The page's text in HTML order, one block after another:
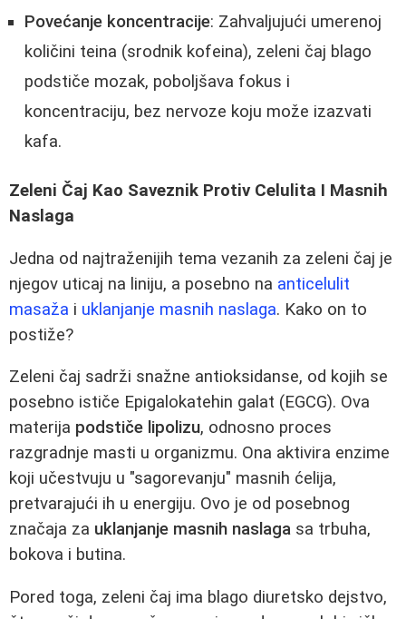
Povećanje koncentracije: Zahvaljujući umerenoj
količini teina (srodnik kofeina), zeleni čaj blago
podstiče mozak, poboljšava fokus i
koncentraciju, bez nervoze koju može izazvati
kafa.
Zeleni Čaj Kao Saveznik Protiv Celulita I Masnih
Naslaga
Jedna od najtraženijih tema vezanih za zeleni čaj je
njegov uticaj na liniju, a posebno na anticelulit
masaža i uklanjanje masnih naslaga. Kako on to
postiže?
Zeleni čaj sadrži snažne antioksidanse, od kojih se
posebno ističe Epigalokatehin galat (EGCG). Ova
materija podstiče lipolizu, odnosno proces
razgradnje masti u organizmu. Ona aktivira enzime
koji učestvuju u "sagorevanju" masnih ćelija,
pretvarajući ih u energiju. Ovo je od posebnog
značaja za uklanjanje masnih naslaga sa trbuha,
bokova i butina.
Pored toga, zeleni čaj ima blago diuretsko dejstvo,